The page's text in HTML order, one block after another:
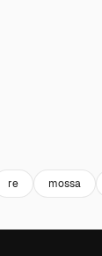
re mossa